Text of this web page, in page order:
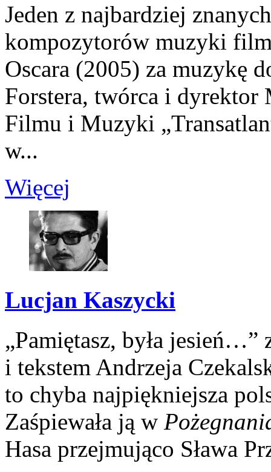
Jeden z najbardziej
kompozytorów muzyki
Oscara (2005) za muzykę
Forstera, twórca i dyrektor
Filmu i Muzyki
w...
Więcej
Lucjan Kaszycki
„Pamiętasz, była
i tekstem Andrzeja
to chyba najpiękniejsza
Zaśpiewała ją w
Hasa przejmująco Sława